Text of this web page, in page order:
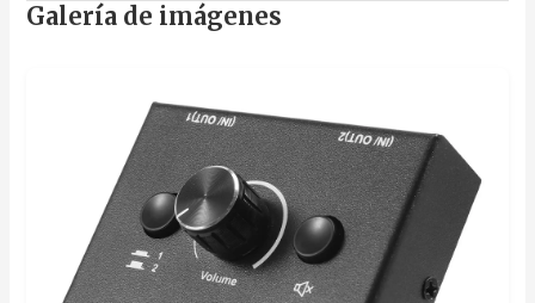
Galería de imágenes